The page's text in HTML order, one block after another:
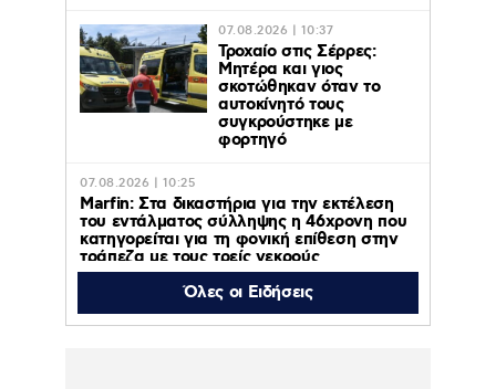
07.08.2026 | 10:37
Τροχαίο στις Σέρρες:
Μητέρα και γιος
σκοτώθηκαν όταν το
αυτοκίνητό τους
συγκρούστηκε με
φορτηγό
07.08.2026 | 10:25
Marfin: Στα δικαστήρια για την εκτέλεση
του εντάλματος σύλληψης η 46χρονη που
κατηγορείται για τη φονική επίθεση στην
τράπεζα με τους τρείς νεκρούς
07.08.2026 | 10:05
Κυψέλη: «Δεν μπορούμε να το
Όλες οι Ειδήσεις